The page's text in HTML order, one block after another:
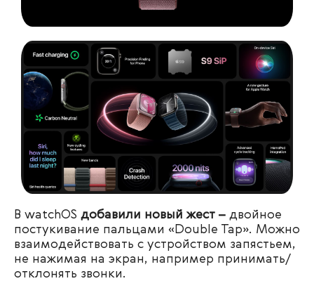
В watchOS добавили новый жест – двойное
постукивание пальцами «Double Tap». Можно
взаимодействовать с устройством запястьем,
не нажимая на экран, например принимать/
отклонять звонки.